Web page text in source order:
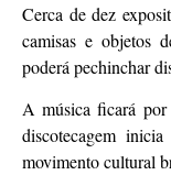
Cerca de dez
camisas e objetos
poderá pechinchar
A música ficará
discotecagem
movimento cultural